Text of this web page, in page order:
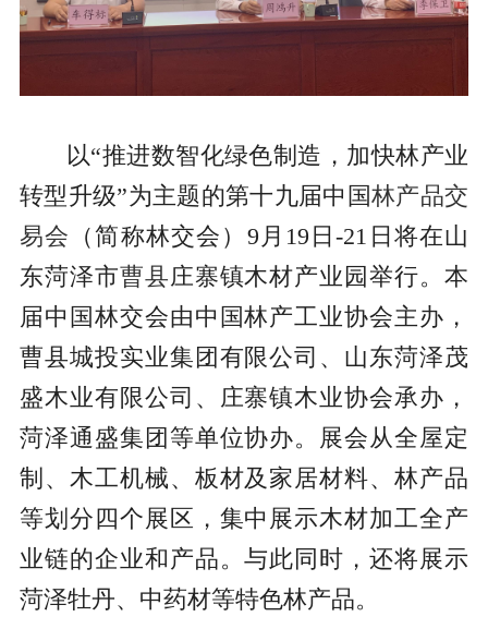
以“推进数智化绿色制造，加快林产业
转型升级”为主题的第十九届中国林产品交
易会 （简称林交会）9月19日-21日将在山
东菏泽市曹县庄寨镇木材产业园举行。本
届中国林交会由中国林产工业协会主办，
曹县城投实业集团有限公司、山东菏泽茂
盛木业有限公司、庄寨镇木业协会承办，
菏泽通盛集团等单位协办。展会从全屋定
制、木工机械、板材及家居材料、林产品
等划分四个展区，集中展示木材加工全产
业链的企业和产品。与此同时，还将展示
菏泽牡丹、中药材等特色林产品。